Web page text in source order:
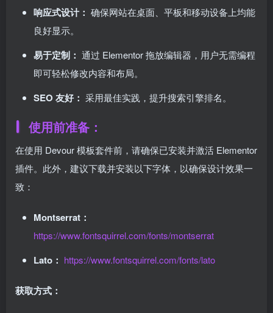
响应式设计： 确保网站在桌面、平板和移动设备上均能
良好显示。
易于定制： 通过 Elementor 拖放编辑器，用户无需编程
即可轻松修改内容和布局。
SEO 友好： 采用最佳实践，提升搜索引擎排名。
使用前准备：
在使用 Devour 模板套件前，请确保已安装并激活 Elementor
插件。此外，建议下载并安装以下字体，以确保设计效果一
致：
Montserrat：
https://www.fontsquirrel.com/fonts/montserrat
Lato： https://www.fontsquirrel.com/fonts/lato
获取方式：